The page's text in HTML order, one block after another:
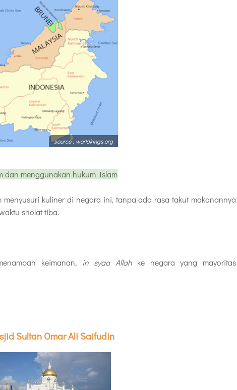
source : worldkings.org
dan menggunakan hukum Islam
kuliner di negara ini, tanpa ada rasa takut makanannya
sholat tiba.
keimanan,in syaa Allahke negara yang mayoritas
Sultan Omar Ali Saifudin